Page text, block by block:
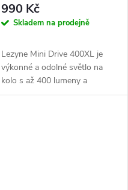
990 Kč
Skladem na prodejně
Lezyne Mini Drive 400XL je
výkonné a odolné světlo na
kolo s až 400 lumeny a
režimem Daytime Flash pro